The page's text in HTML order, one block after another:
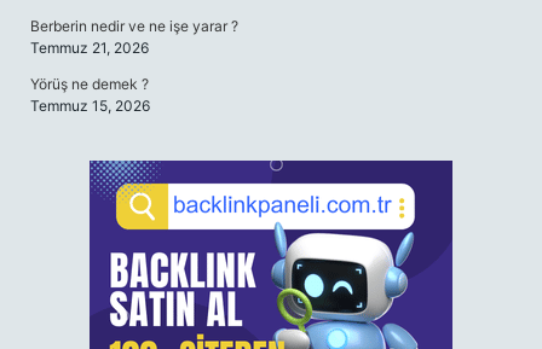
Berberin nedir ve ne işe yarar ?
Temmuz 21, 2026
Yörüş ne demek ?
Temmuz 15, 2026